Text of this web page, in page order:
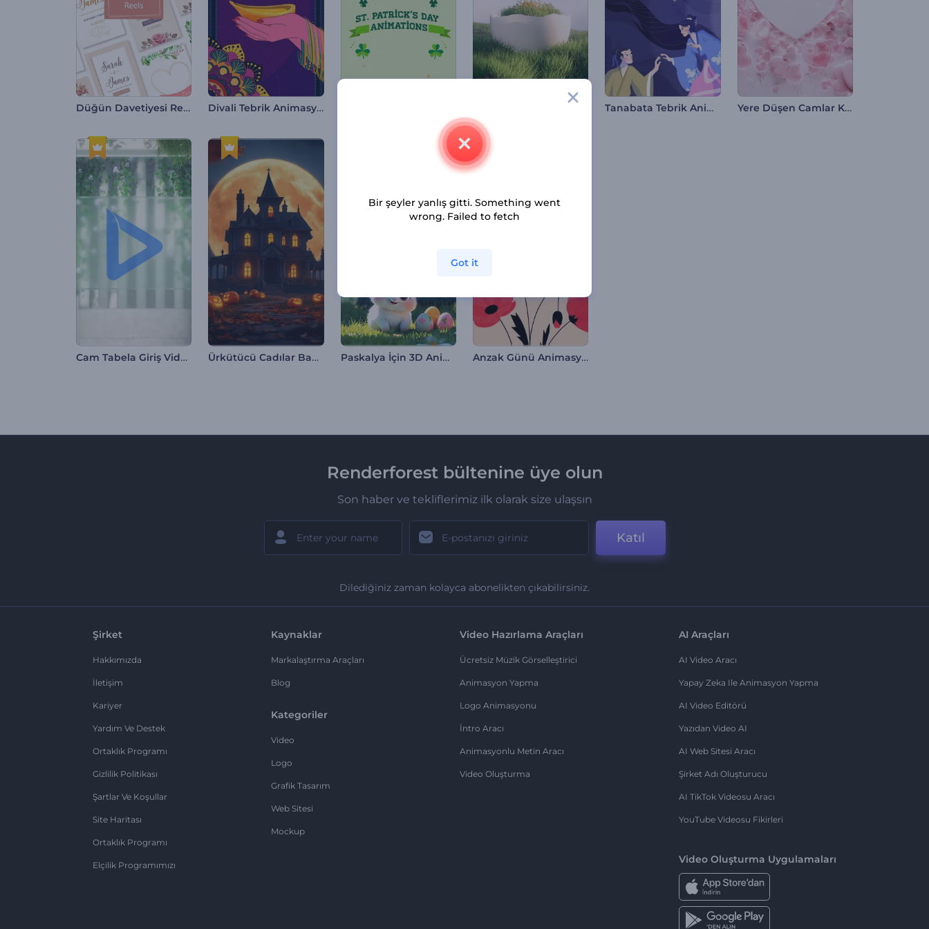
Düğün Davetiyesi Reels Divali Tebrik Animasyonları Tanabata Tebrik Animasyonu Yere Düşen Camlar Kalpler İntro
Cam Tabela Giriş Videosu Ürkütücü Cadılar Bayramı Animasyonları Paskalya İçin 3D Animasyonlar Anzak Günü Animasyonları
Renderforest bültenine üye olun
Son haber ve tekliflerimiz ilk olarak size ulaşsın
Katıl
Dilediğiniz zaman kolayca abonelikten çıkabilirsiniz.
Şirket
Hakkımızda
İletişim
Kariyer
Yardım Ve Destek
Ortaklık Programı
Gizlilik Politikası
Şartlar Ve Koşullar
Site Haritası
Ortaklık Programı
Elçilik Programımızı
Kaynaklar
Markalaştırma Araçları
Blog
Kategoriler
Video
Logo
Grafik Tasarım
Web Sitesi
Mockup
Video Hazırlama Araçları
Ücretsiz Müzik Görselleştirici
Animasyon Yapma
Logo Animasyonu
İntro Aracı
Animasyonlu Metin Aracı
Video Oluşturma
AI Araçları
AI Video Aracı
Yapay Zeka Ile Animasyon Yapma
AI Video Editörü
Yazıdan Video AI
AI Web Sitesi Aracı
Şirket Adı Oluşturucu
AI TikTok Videosu Aracı
YouTube Videosu Fikirleri
Video Oluşturma Uygulamaları
Bir şeyler yanlış gitti. Something went
wrong. Failed to fetch
Got it